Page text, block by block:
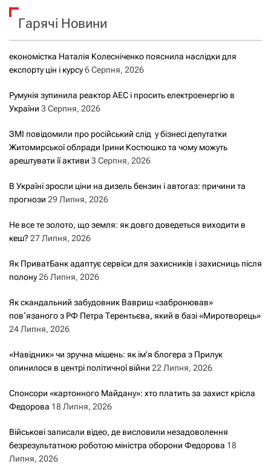
к
Гарячі Новини
економістка Наталія Колесніченко пояснила наслідки для
експорту цін і курсу6 Серпня, 2026
Румунія зупинила реактор АЕС і просить електроенергію в
України 3 Серпня, 2026
ЗМІ повідомили про російський слід у бізнесі депутатки
Житомирської облради Ірини Костюшко та чому можуть
арештувати її активи 3 Серпня, 2026
В Україні зросли ціни на дизель бензин і автогаз: причини та
прогнози 29 Липня, 2026
Не все те золото, що земля: як довго доведеться виходити в
кеш? 27 Липня, 2026
Як ПриватБанк адаптує сервіси для захисників і захисниць після
полону26 Липня, 2026
Як скандальний забудовник Вавриш «забронював»
повʼязаного з РФ Петра Терентьєва, який в базі «Миротворець»
24 Липня, 2026
«Навідник» чи зручна мішень: як ім’я блогера з Прилук
опинилося в центрі політичної війни 22 Липня, 2026
Спонсори «картонного Майдану»: хто платить за захист крісла
Федорова 18 Липня, 2026
Військові записали відео, де висловили незадоволення
безрезультатною роботою міністра оборони Федорова 18
Липня, 2026